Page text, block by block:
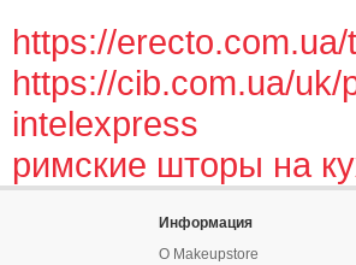
https://
https://cib.com.ua/
intelexpress
римские шторы на
Информация
О Makeupstore